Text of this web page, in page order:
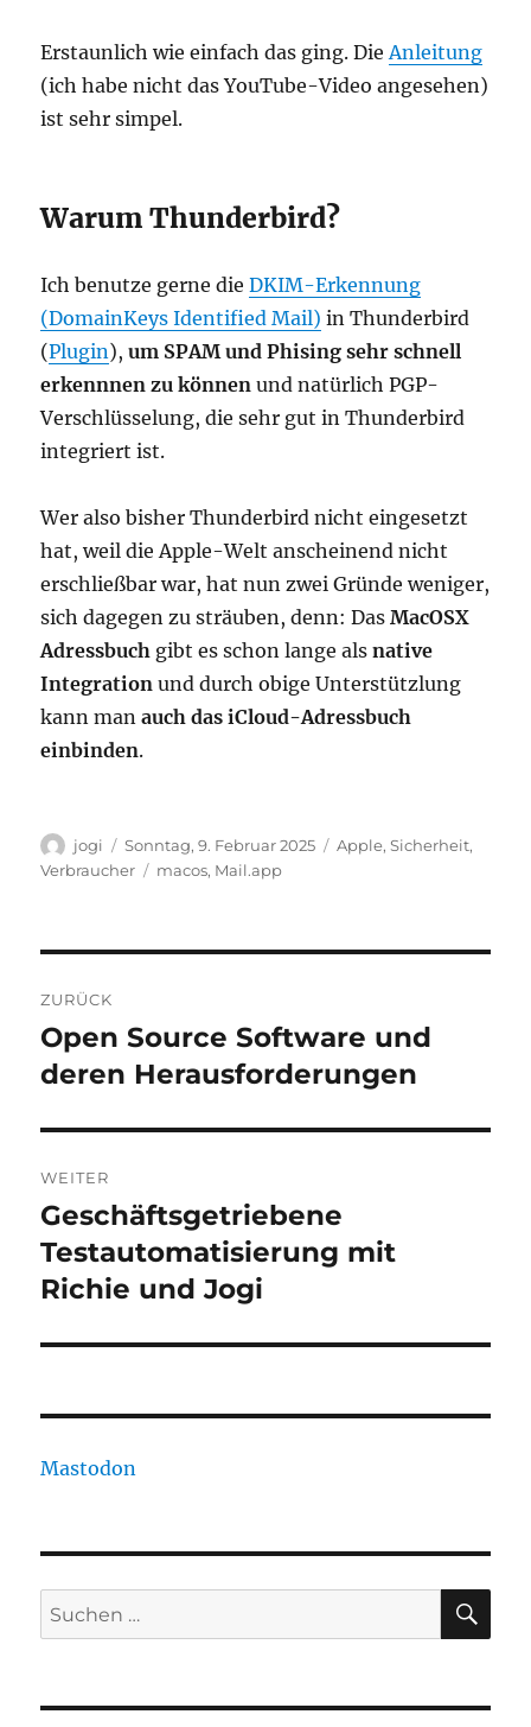
Erstaunlich wie einfach das ging. DieAnleitung
(ich habe nicht das YouTube-Video angesehen)
ist sehr simpel.
Warum Thunderbird?
Ich benutze gerne dieDKIM-Erkennung
(DomainKeys Identified Mail) in Thunderbird
(Plugin),um SPAM und Phising sehr schnell
erkennnen zu können und natürlich PGP-
Verschlüsselung, die sehr gut in Thunderbird
integriert ist.
Wer also bisher Thunderbird nicht eingesetzt
hat, weil die Apple-Welt anscheinend nicht
erschließbar war, hat nun zwei Gründe weniger,
sich dagegen zu sträuben, denn: DasMacOSX
Adressbuch gibt es schon lange alsnative
Integration und durch obige Unterstützlung
kann manauch das iCloud-Adressbuch
einbinden.
Autor
jogi
Veröffentlicht
am
Sonntag, 9. Februar 2025 Kategorien
Apple,Sicherheit,
Verbraucher
Schlagwörter
macos, Mail.app
ZURÜCK
Vorheriger
Beitrag:
Open Source Software und
deren Herausforderungen
WEITER
Nächster
Beitrag:
Geschäftsgetriebene
Testautomatisierung mit
Richie und Jogi
Mastodon
Suchen
nach: